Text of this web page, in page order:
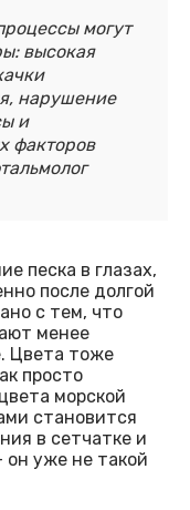
могут
высокая
нарушение
и
факторов
песка в глазах,
после долгой
с тем, что
менее
Цвета тоже
просто
морской
становится
в сетчатке и
он уже не такой